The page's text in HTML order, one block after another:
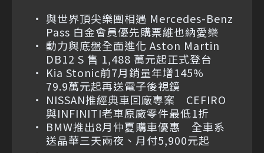
與世界頂尖樂團相遇 Mercedes-Benz
Pass 白金會員優先購票維也納愛樂
動力與底盤全面進化 Aston Martin
DB12 S 售 1,488 萬元起正式登台
Kia Stonic前7月銷量年增145%
79.9萬元起再送電子後視鏡
NISSAN推經典車回廠專案 CEFIRO
與INFINITI老車原廠零件最低1折
BMW推出8月仲夏購車優惠 全車系
送晶華三天兩夜、月付5,900元起